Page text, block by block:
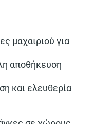
μαχαιριού για
αποθήκευση
και ελευθερία